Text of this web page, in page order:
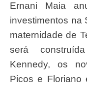
Ernani Maia anunciou ainda como novos
investimentos na
maternidade de
será
Kennedy, os
Picos e Floriano